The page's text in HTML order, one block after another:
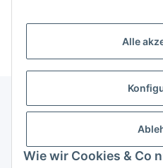
Alle
Wie wir Cookies & Co